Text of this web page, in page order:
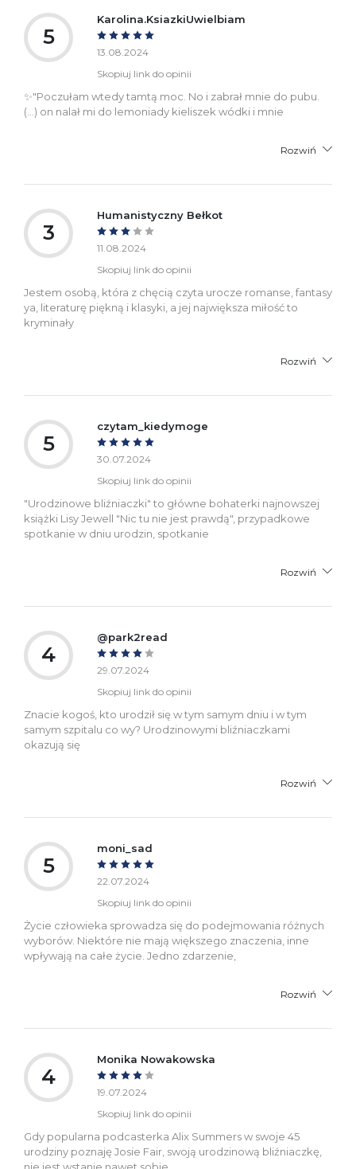
5
Karolina.KsiazkiUwielbiam
13.08.2024
Skopiuj link do opinii
✨"Poczułam wtedy tamtą moc. No i zabrał mnie do pubu.
(...) on nalał mi do lemoniady kieliszek wódki i mnie
Rozwiń
3
Humanistyczny Bełkot
11.08.2024
Skopiuj link do opinii
Jestem osobą, która z chęcią czyta urocze romanse, fantasy
ya, literaturę piękną i klasyki, a jej największa miłość to
kryminały
Rozwiń
5
czytam_kiedymoge
30.07.2024
Skopiuj link do opinii
"Urodzinowe bliźniaczki" to główne bohaterki najnowszej
książki Lisy Jewell "Nic tu nie jest prawdą", przypadkowe
spotkanie w dniu urodzin, spotkanie
Rozwiń
4
@park2read
29.07.2024
Skopiuj link do opinii
Znacie kogoś, kto urodził się w tym samym dniu i w tym
samym szpitalu co wy? Urodzinowymi bliźniaczkami
okazują się
Rozwiń
5
moni_sad
22.07.2024
Skopiuj link do opinii
Życie człowieka sprowadza się do podejmowania różnych
wyborów. Niektóre nie mają większego znaczenia, inne
wpływają na całe życie. Jedno zdarzenie,
Rozwiń
4
Monika Nowakowska
19.07.2024
Skopiuj link do opinii
Gdy popularna podcasterka Alix Summers w swoje 45
urodziny poznaję Josie Fair, swoją urodzinową bliźniaczkę,